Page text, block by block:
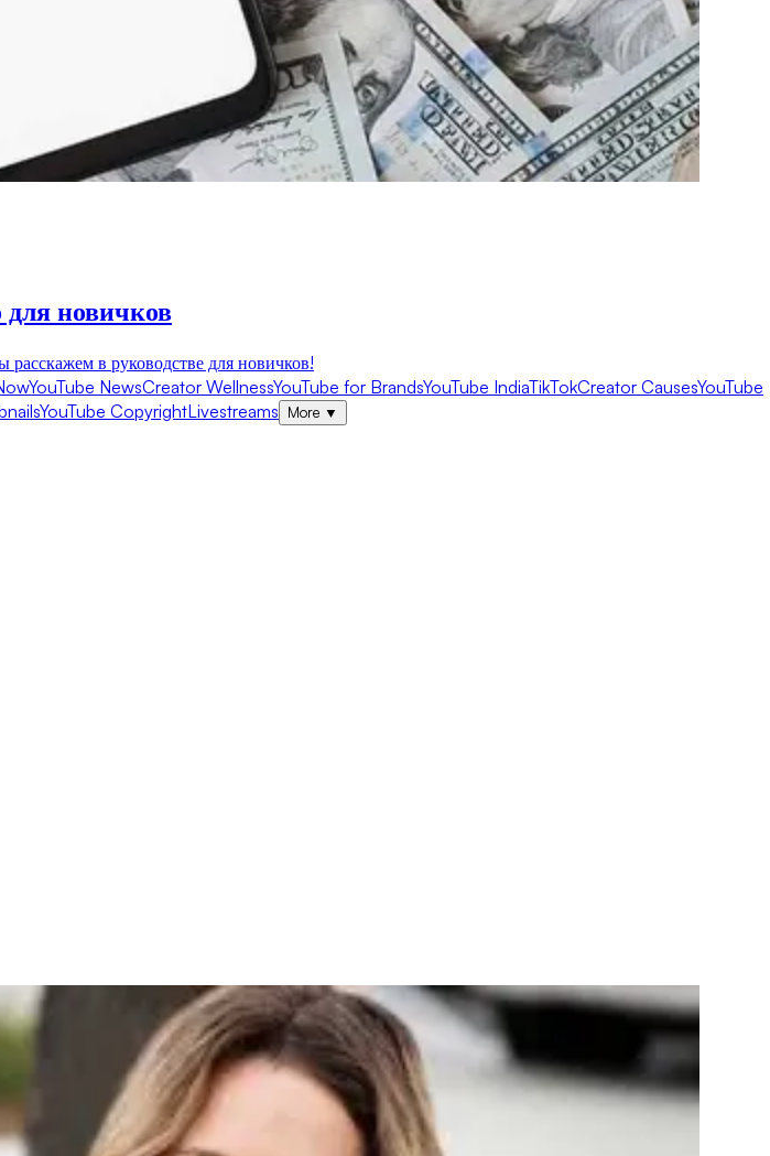
новичков
расскажем в руководстве для новичков!
YouTube NewsCreator WellnessYouTube for BrandsYouTube IndiaTikTokCreator CausesYouTube
YouTube CopyrightLivestreams More ▼